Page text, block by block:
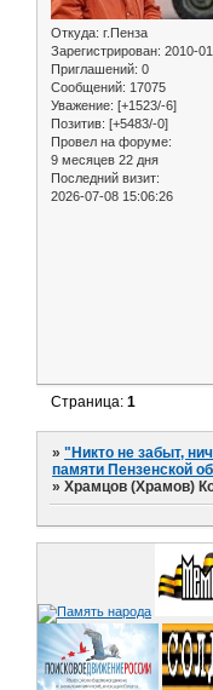
Откуда: г.Пенза
Зарегистрирован: 2010-
Приглашений: 0
Сообщений: 17075
Уважение: [+1523/-6]
Позитив: [+5483/-0]
Провел на форуме:
9 месяцев 22 дня
Последний визит:
2026-07-08 15:06:26
Страница:1
»"Никто не забыт,
памяти Пензенской
»Храмцов (Храмов)